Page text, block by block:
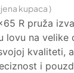
kupaca )
R pruža
lovu na velike
kvaliteti,
i